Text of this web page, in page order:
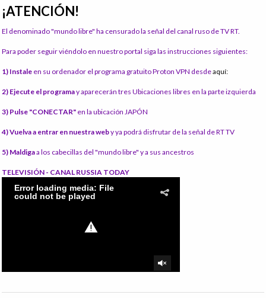
¡ATENCIÓN!
El denominado "mundo libre" ha censurado la señal del canal ruso de TV RT.
Para poder seguir viéndolo en nuestro portal siga las instrucciones siguientes:
1) Instale en su ordenador el programa gratuito Proton VPN desdeaquí:
2) Ejecute el programay aparecerán tres Ubicaciones libres en la parte izquierda
3) Pulse "CONECTAR" en la ubicación JAPÓN
4) Vuelva a entrar en nuestra weby ya podrá disfrutar de la señal de RT TV
5) Maldigaa los cabecillas del "mundo libre" y a sus ancestros
TELEVISIÓN - CANAL RUSSIA TODAY